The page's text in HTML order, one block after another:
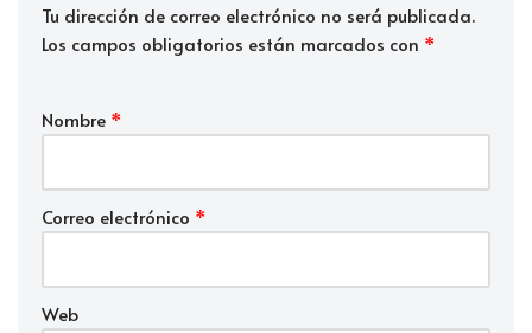
Tu dirección de correo electrónico no será publicada.
Los campos obligatorios están marcados con *
Nombre *
Correo electrónico *
Web